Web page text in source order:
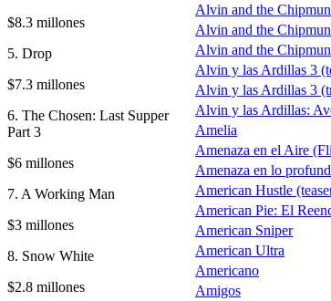
$8.3 millones
5. Drop
$7.3 millones
6. The Chosen: Last Supper
Part 3
$6 millones
7. A Working Man
$3 millones
8. Snow White
$2.8 millones
Alvin and the
Alvin and the
Alvin and the
Alvin y las Ardillas 3
Alvin y las Ardillas 3
Alvin y las Ardillas:
Amelia
Amenaza en el Aire
Amenaza en lo
American Hustle
American Pie: El
American Sniper
American Ultra
Americano
Amigos